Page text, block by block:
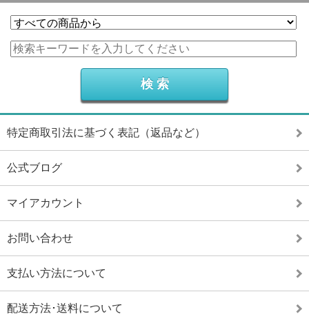
特定商取引法に基づく表記（返品など）
公式ブログ
マイアカウント
お問い合わせ
支払い方法について
配送方法･送料について